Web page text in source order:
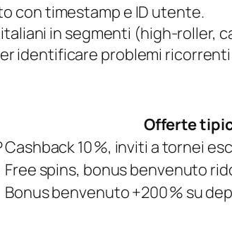
con timestamp e ID utente.
in segmenti (high‑roller,
identificare problemi
Offerte
Cashback 10 %, inviti a tornei
Free spins, bonus benvenuto
Bonus benvenuto +200 % su